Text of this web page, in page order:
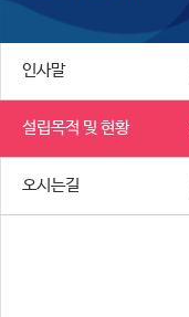
인사말
설립목적 및 현황
오시는길